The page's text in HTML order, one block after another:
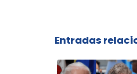
Entradas